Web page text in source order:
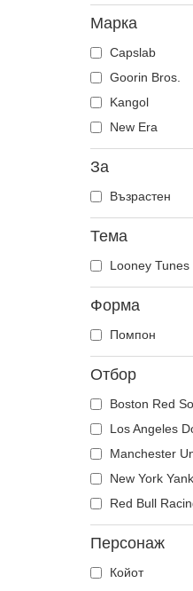
Марка
Capslab
Goorin Bros.
Kangol
New Era
За
Възрастен
Тема
Looney Tunes
Форма
Помпон
Отбор
Boston Red
Los Angeles
Manchester
New York
Red Bull
Персонаж
Койот